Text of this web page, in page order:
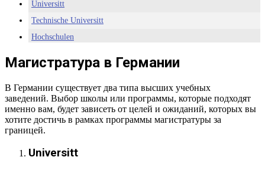
Universitt
Technische Universitt
Hochschulen
Магистратура в Германии
В Германии существует два типа высших учебных
заведений. Выбор школы или программы, которые подходят
именно вам, будет зависеть от целей и ожиданий, которых вы
хотите достичь в рамках программы магистратуры за
границей.
Universitt